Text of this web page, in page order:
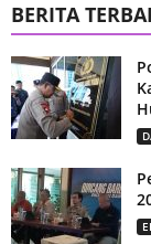
BERITA